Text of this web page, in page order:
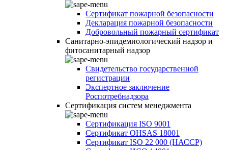
Сертификат пожарной безопасности
Декларация пожарной безопасности
Добровольный пожарный сертификат
Санитарно-эпидемиологический надзор и
фитосанитарный надзор
Свидетельство государственной
регистрации
Экспертное заключение
Роспотребнадзора
Сертификация систем менеджмента
Сертификация ISO 9001
Сертификат OHSAS 18001
Сертификат ISO 22 000 (НАССР)